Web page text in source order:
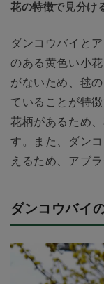
花の特徴で見分け
ダンコウバイと
のある黄色い小
がないため、毬
ていることが特
花柄があるため
す。また、ダン
えるため、アブ
ダンコウバイ